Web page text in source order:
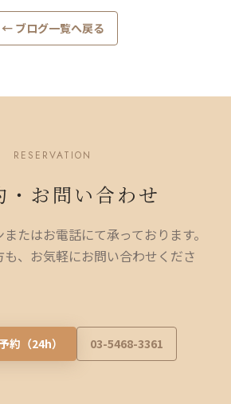
← ブログ一覧へ戻る
RESERVATION
・お問い合わせ
たはお電話にて承っております。
、お気軽にお問い合わせくださ
約（24h） 03-5468-3361